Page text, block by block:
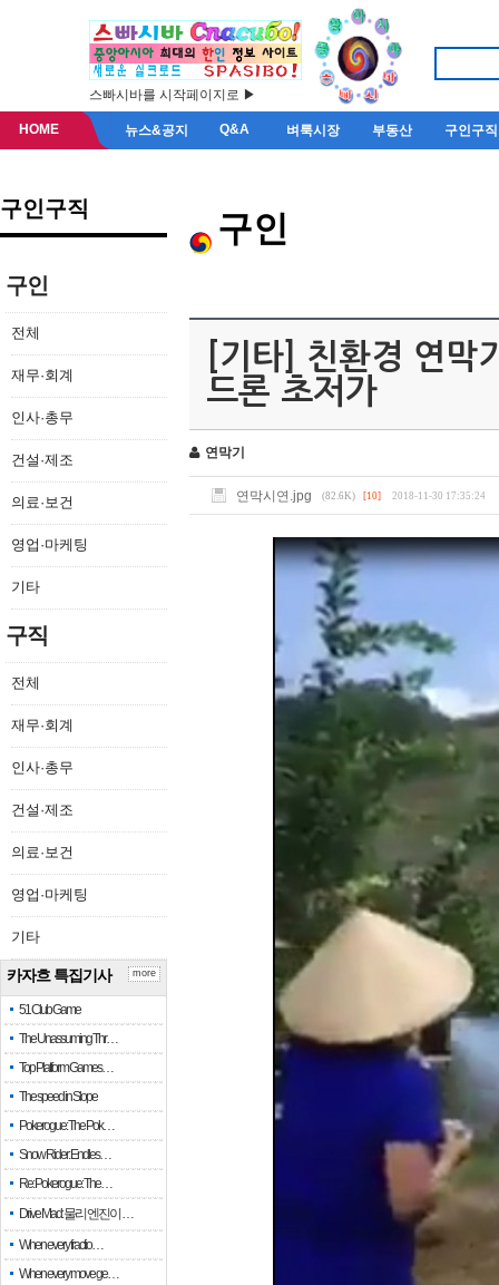
스빠시바를 시작페이지로 ▶
HOME 뉴스&공지 Q&A 벼룩시장 부동산 구인구직
구인구직
구인
전체
재무·회계
인사·총무
건설·제조
의료·보건
영업·마케팅
기타
구직
전체
재무·회계
인사·총무
건설·제조
의료·보건
영업·마케팅
기타
카자흐 특집기사
51 Club Game
The Unassuming Thr…
Top Platform Games…
The speed in Slope
Pokerogue: The Pok…
Snow Rider: Endles…
Re: Pokerogue: The…
Drive Mad: 물리 엔진이 …
When every fractio…
When every move ge…
more
구인
[기타] 친환경 연막
드론 초저가
연막기
연막시연.jpg (82.6K) [10] 2018-11-30 17:35:24